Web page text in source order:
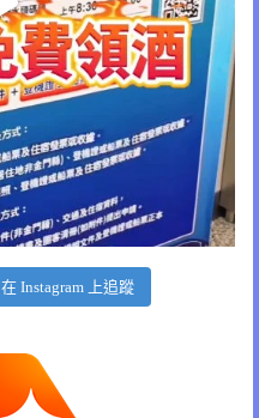
在 Instagram 上追蹤